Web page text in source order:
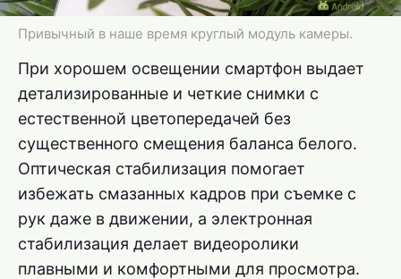
Привычный в наше время круглый модуль камеры.
При хорошем освещении смартфон выдает
детализированные и четкие снимки с
естественной цветопередачей без
существенного смещения баланса белого.
Оптическая стабилизация помогает
избежать смазанных кадров при съемке с
рук даже в движении, а электронная
стабилизация делает видеоролики
плавными и комфортными для просмотра.